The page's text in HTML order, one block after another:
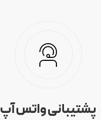
پشتیبانی واتس آپ